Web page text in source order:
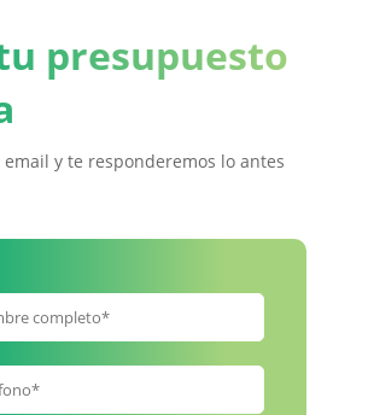
presupuesto
email y te responderemos lo antes